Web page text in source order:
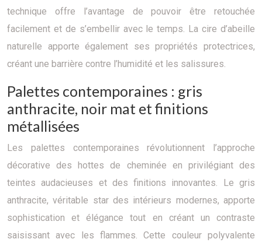
technique offre l’avantage de pouvoir être retouchée
facilement et de s’embellir avec le temps. La cire d’abeille
naturelle apporte également ses propriétés protectrices,
créant une barrière contre l’humidité et les salissures.
Palettes contemporaines : gris
anthracite, noir mat et finitions
métallisées
Les palettes contemporaines révolutionnent l’approche
décorative des hottes de cheminée en privilégiant des
teintes audacieuses et des finitions innovantes. Le gris
anthracite, véritable star des intérieurs modernes, apporte
sophistication et élégance tout en créant un contraste
saisissant avec les flammes. Cette couleur polyvalente